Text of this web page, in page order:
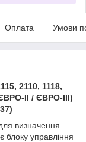
Оплата Умови
2110, 1118,
II / ЄВРО-III)
визначення
блоку управління